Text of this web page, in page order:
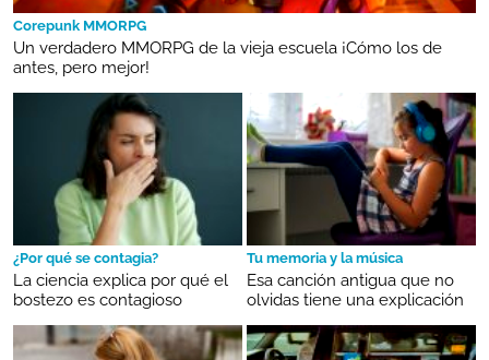
Corepunk MMORPG
Un verdadero MMORPG de la vieja escuela ¡Cómo los de
antes, pero mejor!
¿Por qué se contagia?
La ciencia explica por qué el
bostezo es contagioso
Tu memoria y la música
Esa canción antigua que no
olvidas tiene una explicación